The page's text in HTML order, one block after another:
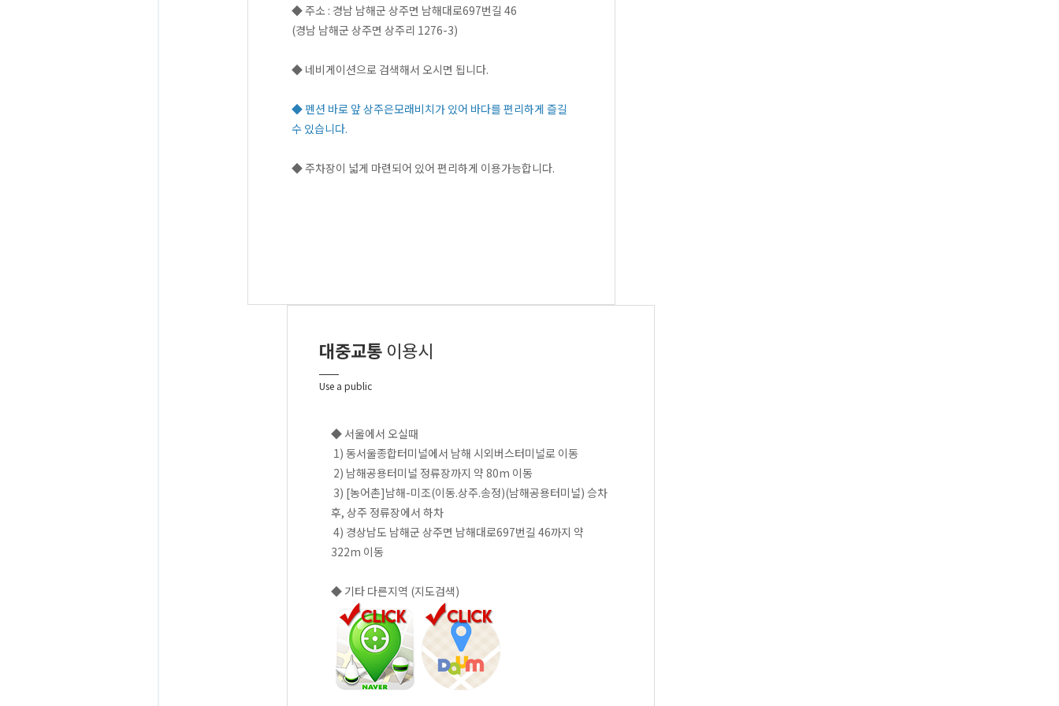
◆ 주소 : 경남 남해군 상주면 남해대로697번길 46
(경남 남해군 상주면 상주리 1276-3)
◆ 네비게이션으로 검색해서 오시면 됩니다.
◆ 펜션 바로 앞 상주은모래비치가 있어 바다를 편리하게 즐길
수 있습니다.
◆ 주차장이 넓게 마련되어 있어 편리하게 이용가능합니다.
대중교통 이용시
Use a public
◆ 서울에서 오실때
1) 동서울종합터미널에서 남해 시외버스터미널로 이동
2) 남해공용터미널 정류장까지 약 80m 이동
3) [농어촌]남해-미조(이동.상주.송정)(남해공용터미널) 승차
후, 상주 정류장에서 하차
4) 경상남도 남해군 상주면 남해대로697번길 46까지 약
322m 이동
◆ 기타 다른지역 (지도검색)